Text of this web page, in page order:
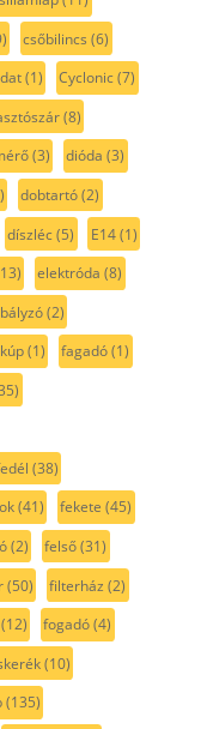
csőbilincs (6)
(1) Cyclonic(7)
(8)
(3) dióda (3)
dobtartó(2)
díszléc(5) E14(1)
elektróda (8)
(2)
(1) fagadó(1)
(38)
(41) fekete (45)
(2) felső(31)
(50) filterház (2)
fogadó(4)
(10)
(135)